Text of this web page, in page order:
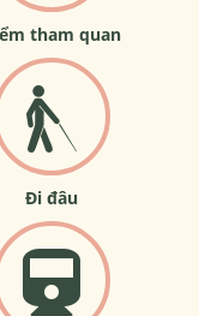
tham quan
Đi đâu